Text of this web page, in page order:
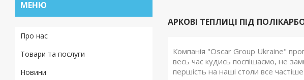
АРКОВІ ТЕПЛИЦІ ПІД
Компанія "Oscar Group Ukraine"
весь час кудись поспішаємо, не
першість на наші столи все
Про нас
Товари та послуги
Новини